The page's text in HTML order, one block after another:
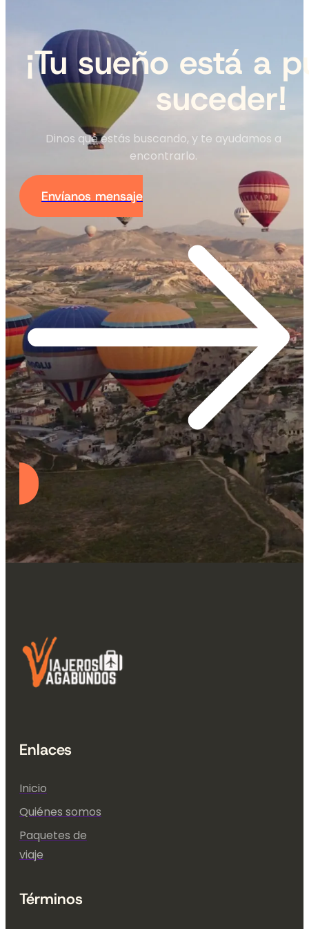
¡Tu sueño está a
suceder!
Dinos qué estás buscando, y te ayudamos a
encontrarlo.
Envíanos mensaje
Enlaces
Inicio
Quiénes somos
Paquetes de
viaje
Términos